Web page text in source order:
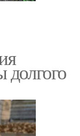
долгого